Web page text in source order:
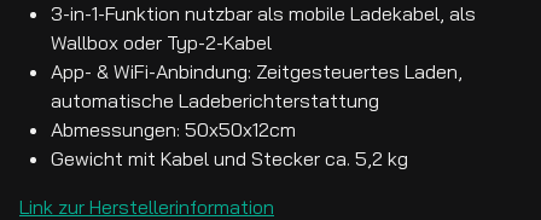
3-in-1-Funktion nutzbar als mobile Ladekabel, als
Wallbox oder Typ-2-Kabel
App- & WiFi-Anbindung: Zeitgesteuertes Laden,
automatische Ladeberichterstattung
Abmessungen: 50x50x12cm
Gewicht mit Kabel und Stecker ca. 5,2 kg
Link zur Herstellerinformation